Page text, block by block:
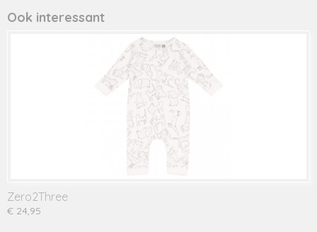
Ook interessant
Zero2Three
€ 24,95